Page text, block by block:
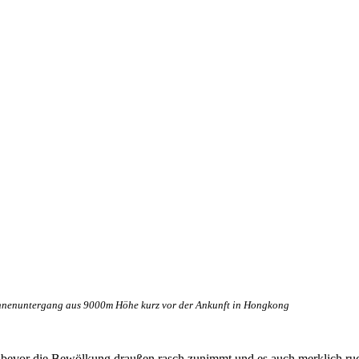
aus 9000m Höhe kurz vor der Ankunft in Hongkong